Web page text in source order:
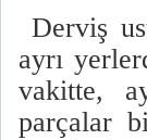
Derviş
ayrı
vakitte,
parçalar